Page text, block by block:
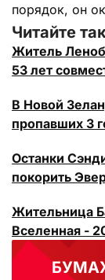
порядок, он
Читайте
Житель
53 лет
В Новой
пропавших 3
Останки
покорить
Жительница
Вселенная -